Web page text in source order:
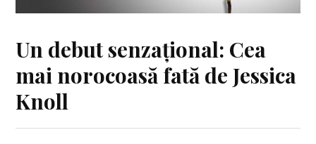
Un debut senzațional: Cea
mai norocoasă fată de Jessica
Knoll